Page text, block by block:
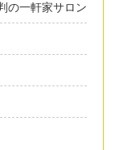
の一軒家サロン